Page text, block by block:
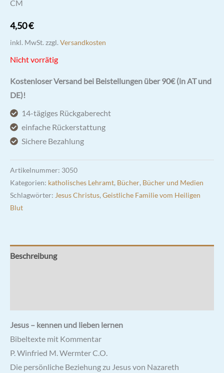
CM
4,50€
inkl. MwSt. zzgl. Versandkosten
Nicht vorrätig
Kostenloser Versand bei Beistellungen über 90€ (in AT und
DE)!
14-tägiges Rückgaberecht
einfache Rückerstattung
Sichere Bezahlung
Artikelnummer: 3050
Kategorien: katholisches Lehramt, Bücher, Bücher und Medien
Schlagwörter: Jesus Christus, Geistliche Familie vom Heiligen
Blut
Beschreibung
Jesus – kennen und lieben lernen
Bibeltexte mit Kommentar
P. Winfried M. Wermter C.O.
Die persönliche Beziehung zu Jesus von Nazareth